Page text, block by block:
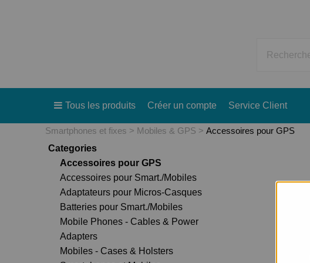
Tous les produits Créer un compte Service Client
Smartphones et fixes Mobiles & GPS
Accessoires pour GPS
Categories
Accessoires pour GPS
Accessoires pour Smart./Mobiles
Adaptateurs pour Micros-Casques
Batteries pour Smart./Mobiles
Mobile Phones - Cables & Power
Adapters
Mobiles - Cases & Holsters